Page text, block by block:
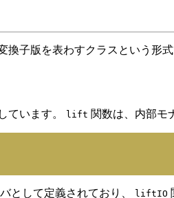
子版を表わすクラスという形
ています。 lift 関数は、内部モ
として定義されており、 liftIO